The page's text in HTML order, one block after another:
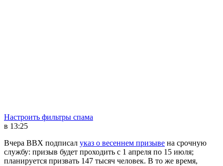
Настроить фильтры спама
в 13:25
Вчера ВВХ подписал указ о весеннем призыве на срочную
службу: призыв будет проходить с 1 апреля по 15 июля;
планируется призвать 147 тысяч человек. В то же время,